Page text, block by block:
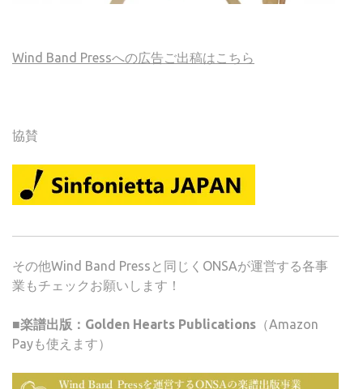
Wind Band Pressへの広告ご出稿はこちら
協賛
その他Wind Band Pressと同じくONSAが運営する各事
業もチェックお願いします！
■楽譜出版：Golden Hearts Publications （Amazon
Payも使えます）